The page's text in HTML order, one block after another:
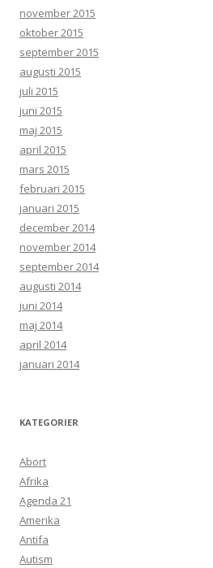
november 2015
oktober 2015
september 2015
augusti 2015
juli 2015
juni 2015
maj 2015
april 2015
mars 2015
februari 2015
januari 2015
december 2014
november 2014
september 2014
augusti 2014
juni 2014
maj 2014
april 2014
januari 2014
KATEGORIER
Abort
Afrika
Agenda 21
Amerika
Antifa
Autism